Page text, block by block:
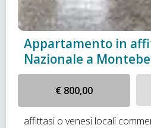
Appartamento in
Nazionale a
€ 800,00
affittasi o venesi locali